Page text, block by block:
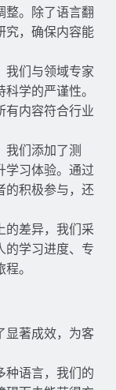
整。除了语言翻
究，确保内容能
我们与领域专家
学的严谨性。
有内容符合行业
我们添加了测
学习体验。通过
的积极参与，还
的差异，我们采
的学习进度、专
。
显著成效，为客
种语言，我们的